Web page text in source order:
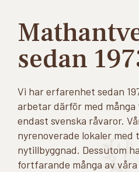
sedan
Vi har erfarenhet sedan
arbetar därför med
endast svenska råvaror.
nyrenoverade lokaler med
nytillbyggnad. Dessutom
fortfarande många av